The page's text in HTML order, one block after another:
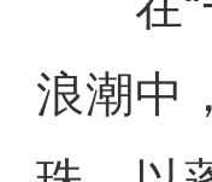
浪潮中